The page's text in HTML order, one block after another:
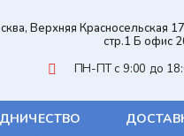
Верхняя Красносельская
стр.1 Б офис
ПН-ПТ с 9:00 до